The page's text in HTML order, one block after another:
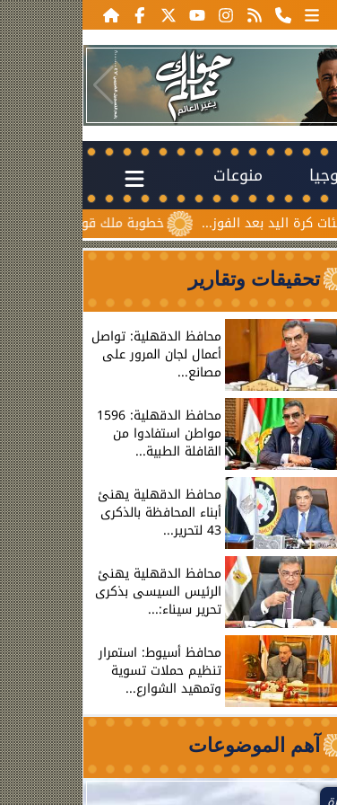
منوعات
خطوبة ملك قورة ويوسف عثمان.. احتفال
تحقيقات وتقارير
محافظ الدقهلية: تواصل
أعمال لجان المرور على
مصانع...
محافظ الدقهلية: 1596
مواطن استفادوا من
القافلة الطبية...
محافظ الدقهلية يهنئ
أبناء المحافظة بالذكرى
43 لتحرير...
محافظ الدقهلية يهنئ
الرئيس السيسى بذكرى
تحرير سيناء:...
محافظ أسيوط: استمرار
تنظيم حملات تسوية
وتمهيد الشوارع...
آهم الموضوعات